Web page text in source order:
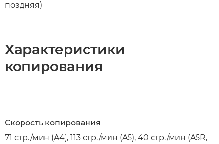
поздняя)
Характеристики
копирования
Скорость копирования
71 стр./мин (A4), 113 стр./мин (A5), 40 стр./мин (A5R,